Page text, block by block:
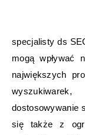
specjalisty ds
mogą wpływać
największych
dostosowywanie
się także z